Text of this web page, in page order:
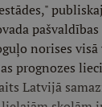
norises
prognozes
Latvijā